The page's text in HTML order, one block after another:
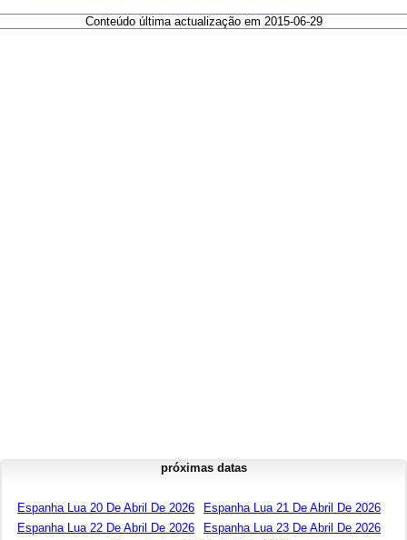
Conteúdo última actualização em 2015-06-29
próximas datas
Espanha Lua 20 De Abril De 2026
Espanha Lua 21 De Abril De 2026
Espanha Lua 22 De Abril De 2026
Espanha Lua 23 De Abril De 2026